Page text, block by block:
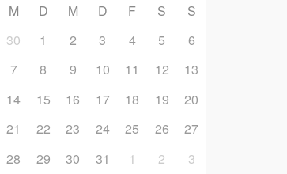
M D M D F S
S
30
1 2 3 4 5
6
7
8 9 10 11 12
13
14
15 16 17 18 19
20
21
22 23 24 25 26
27
28
29 30 31 1 2 3